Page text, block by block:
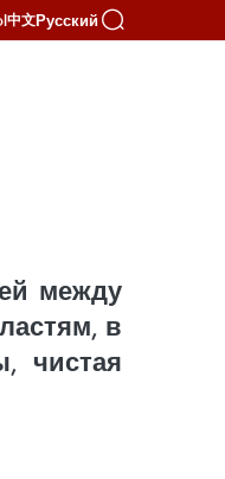
中文Русский
между
в
чистая